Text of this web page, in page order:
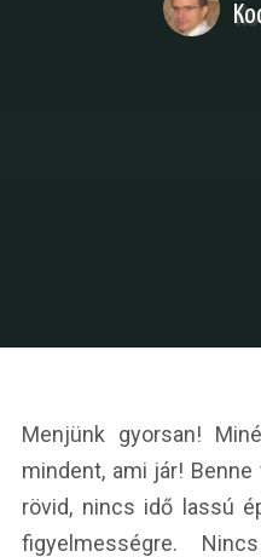
Menjünk gyorsan!
mindent, ami jár!
rövid, nincs idő lassú
figyelmességre.